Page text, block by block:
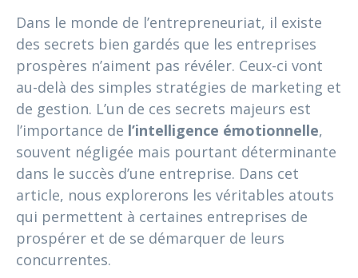
Dans le monde de l’entrepreneuriat, il existe
des secrets bien gardés que les entreprises
prospères n’aiment pas révéler. Ceux-ci vont
au-delà des simples stratégies de marketing et
de gestion. L’un de ces secrets majeurs est
l’importance de l’intelligence émotionnelle,
souvent négligée mais pourtant déterminante
dans le succès d’une entreprise. Dans cet
article, nous explorerons les véritables atouts
qui permettent à certaines entreprises de
prospérer et de se démarquer de leurs
concurrentes.